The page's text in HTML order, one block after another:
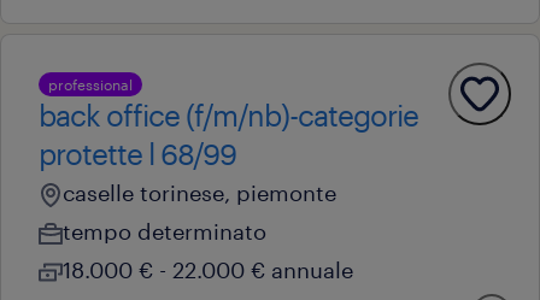
professional
back office (f/m/nb)-categorie
protette l 68/99
caselle torinese, piemonte
tempo determinato
18.000 € - 22.000 € annuale